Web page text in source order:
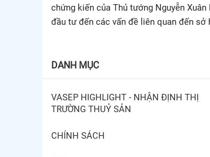
chứng kiến của Thủ tướng Nguyễn
đầu tư đến các vấn đề liên quan đến sở
DANH MỤC
VASEP HIGHLIGHT - NHẬN ĐỊNH THỊ
TRƯỜNG THUỶ SẢN
CHÍNH SÁCH